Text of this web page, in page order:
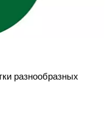
разнообразных